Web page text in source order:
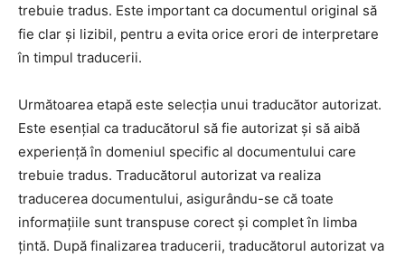
trebuie tradus. Este important ca documentul original să
fie clar și lizibil, pentru a evita orice erori de interpretare
în timpul traducerii.
Următoarea etapă este selecția unui traducător autorizat.
Este esențial ca traducătorul să fie autorizat și să aibă
experiență în domeniul specific al documentului care
trebuie tradus. Traducătorul autorizat va realiza
traducerea documentului, asigurându-se că toate
informațiile sunt transpuse corect și complet în limba
țintă. După finalizarea traducerii, traducătorul autorizat va